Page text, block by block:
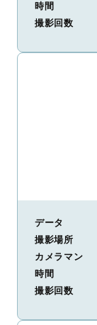
時間
撮影回数
データ
撮影場所
カメラマン
時間
撮影回数